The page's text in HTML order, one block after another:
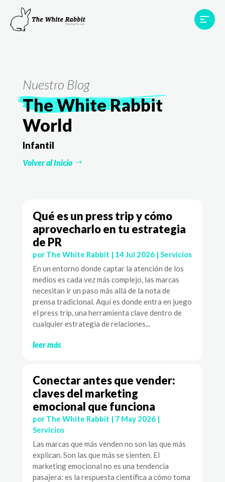
Proyectos
Testimonios
Nuestro Blog
The White Rabbit
World
Infantil
Volver al Inicio
Qué es un press trip y cómo
aprovecharlo en tu estrategia
de PR
por The White Rabbit | 14 Jul 2026| Servicios
En un entorno donde captar la atención de los
medios es cada vez más complejo, las marcas
necesitan ir un paso más allá de la nota de
prensa tradicional. Aquí es donde entra en juego
el press trip, una herramienta clave dentro de
cualquier estrategia de relaciones...
leer más
Conectar antes que vender:
claves del marketing
emocional que funciona
por The White Rabbit | 7 May 2026|
Servicios
Las marcas que más venden no son las que más
explican. Son las que más se sienten. El
marketing emocional no es una tendencia
pasajera: es la respuesta científica a cómo toma